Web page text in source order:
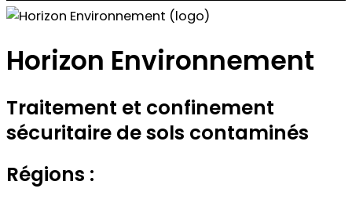
Horizon Environnement
Traitement et confinement
sécuritaire de sols contaminés
Régions :